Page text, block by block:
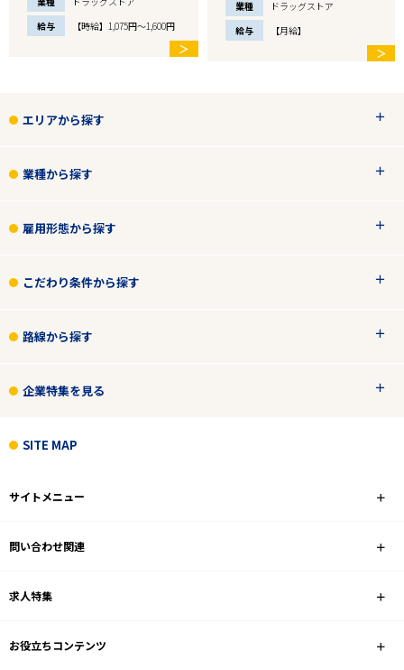
給与
【時給】1,075円～1,600円
＞
業種
ドラッグストア
給与
【月給】
＞
エリアから探す
業種から探す
雇用形態から探す
こだわり条件から探す
路線から探す
企業特集を見る
SITE MAP
サイトメニュー
問い合わせ関連
求人特集
お役立ちコンテンツ